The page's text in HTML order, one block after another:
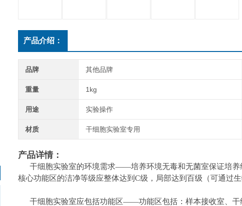
产品介绍：
品牌 其他品牌
重量 1kg
用途 实验操作
材质 干细胞实验室专用
产品详情：
干细胞实验室的环境需求——培养环境无毒和无菌室保证培养
核心功能区的洁净等级应整体达到C级，局部达到百级（可通过
干细胞实验室应包括功能区——功能区包括：样本接收室、干